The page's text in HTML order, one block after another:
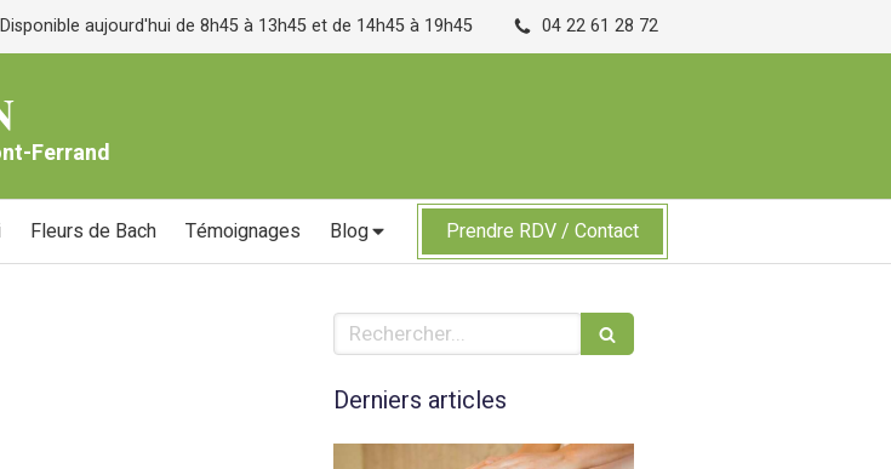
Disponible aujourd'hui de 8h45 à 13h45 et de 14h45 à 19h45 04 22 61 28 72
Ferrand
Fleurs de Bach Témoignages Blog Prendre RDV / Contact
Rechercher
Derniers articles